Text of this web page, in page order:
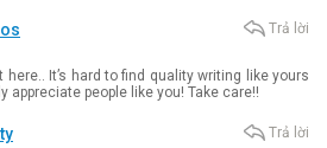
here.. It’s hard to find quality writing like yours
appreciate people like you! Take care!!
Trả lời
Trả lời